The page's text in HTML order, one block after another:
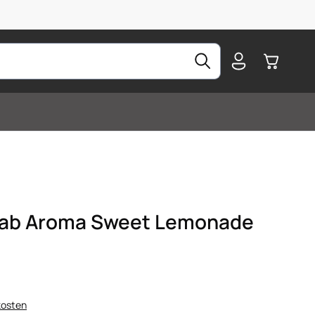
Aroma Sweet Lemonade